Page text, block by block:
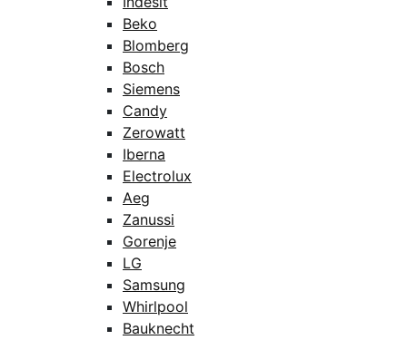
Beko
Blomberg
Bosch
Siemens
Candy
Zerowatt
Iberna
Electrolux
Aeg
Zanussi
Gorenje
LG
Samsung
Whirlpool
Bauknecht